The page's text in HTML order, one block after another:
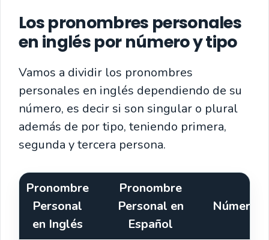
Los pronombres personales
en inglés por número y tipo
Vamos a dividir los pronombres
personales en inglés dependiendo de su
número, es decir si son singular o plural
además de por tipo, teniendo primera,
segunda y tercera persona.
Pronombre
Personal
en Inglés
Pronombre
Personal en
Español
Número